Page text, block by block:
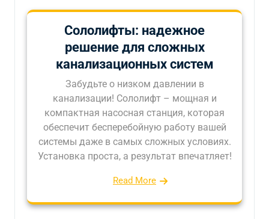
Сололифты: надежное
решение для сложных
канализационных систем
Забудьте о низком давлении в
канализации! Сололифт – мощная и
компактная насосная станция, которая
обеспечит бесперебойную работу вашей
системы даже в самых сложных условиях.
Установка проста, а результат впечатляет!
Read More